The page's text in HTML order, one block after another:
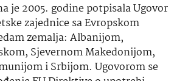
je 2005. godine potpisala Ugovor
zajednice sa Evropskom
zemalja: Albanijom,
Sjevernom Makedonijom,
i Srbijom. Ugovorom se